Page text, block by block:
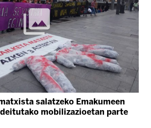
salatzeko Emakumeen
mobilizazioetan parte